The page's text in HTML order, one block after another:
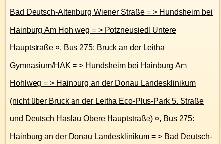
Bad Deutsch-Altenburg Wiener Straße = > Hundsheim bei
Hainburg Am Hohlweg = > Potzneusiedl Untere
Hauptstraße ¤, Bus 275: Bruck an der Leitha
Gymnasium/HAK = > Hundsheim bei Hainburg Am
Hohlweg = > Hainburg an der Donau Landesklinikum
(nicht über Bruck an der Leitha Eco-Plus-Park 5. Straße
und Deutsch Haslau Obere Hauptstraße) ¤, Bus 275:
Hainburg an der Donau Landesklinikum = > Bad Deutsch-